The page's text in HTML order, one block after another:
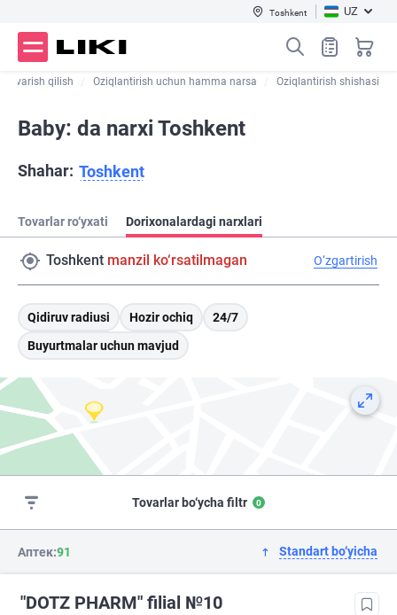
Toshkent UZ
qilish Oziqlantirish uchun hamma narsa Oziqlantirish shishasi
Baby: da narxi Toshkent
Shahar: Toshkent
Tovarlar ro‘yxati Dorixonalardagi narxlari
Toshkent manzil ko‘rsatilmagan O‘zgartirish
Qidiruv radiusi Hozir ochiq
24/7
Buyurtmalar uchun mavjud
Tovarlar bo‘ycha filtr 0
Аптек:91 Standart bo‘yicha
"DOTZ PHARM" filial №10